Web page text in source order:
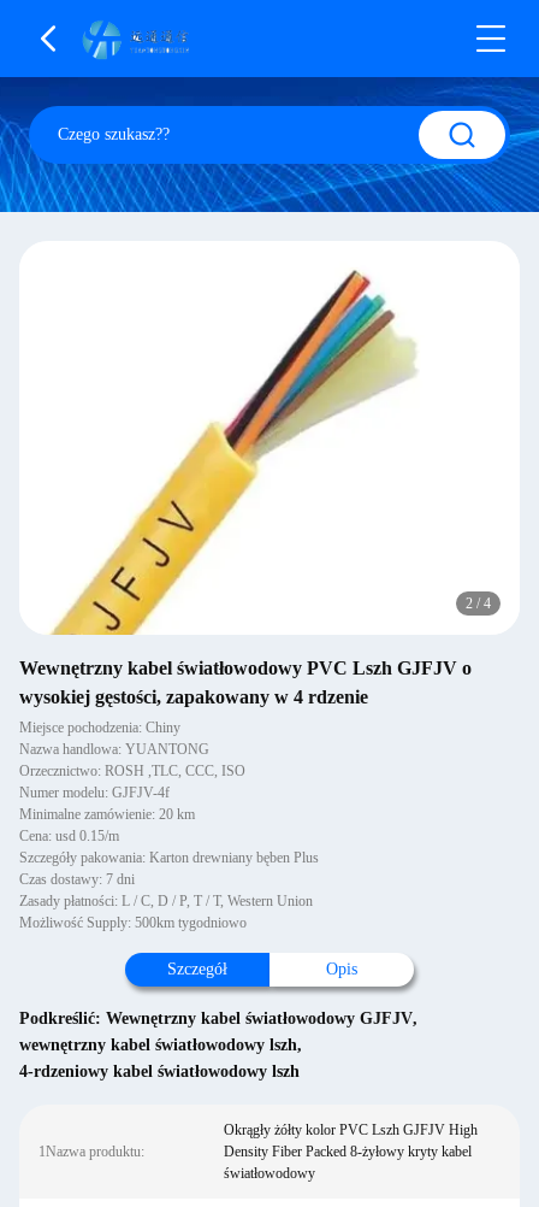
2 / 4
Wewnętrzny kabel światłowodowy PVC Lszh GJFJV o
wysokiej gęstości, zapakowany w 4 rdzenie
Miejsce pochodzenia: Chiny
Nazwa handlowa: YUANTONG
Orzecznictwo: ROSH ,TLC, CCC, ISO
Numer modelu: GJFJV-4f
Minimalne zamówienie: 20 km
Cena: usd 0.15/m
Szczegóły pakowania: Karton drewniany bęben Plus
Czas dostawy: 7 dni
Zasady płatności: L / C, D / P, T / T, Western Union
Możliwość Supply: 500km tygodniowo
Szczegół Opis
Podkreślić: Wewnętrzny kabel światłowodowy GJFJV,
wewnętrzny kabel światłowodowy lszh,
4-rdzeniowy kabel światłowodowy lszh
1Nazwa produktu:
Okrągły żółty kolor PVC Lszh GJFJV High
Density Fiber Packed 8-żyłowy kryty kabel
światłowodowy